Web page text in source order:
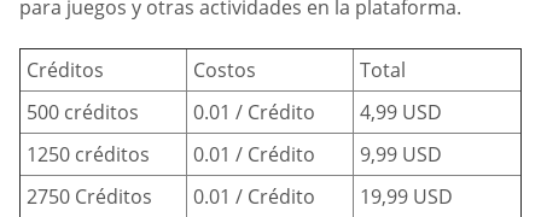
para juegos y otras actividades en la plataforma.
Créditos Costos
Total
500 créditos
0.01 / Crédito
4,99 USD
1250 créditos
0.01 / Crédito
9,99 USD
2750 Créditos
0.01 / Crédito 19,99 USD